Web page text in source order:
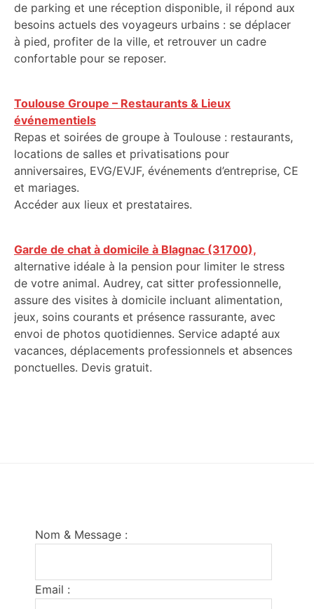
de parking et une réception disponible, il répond aux
besoins actuels des voyageurs urbains : se déplacer
à pied, profiter de la ville, et retrouver un cadre
confortable pour se reposer.
Toulouse Groupe – Restaurants & Lieux
événementiels
Repas et soirées de groupe à Toulouse : restaurants,
locations de salles et privatisations pour
anniversaires, EVG/EVJF, événements d’entreprise, CE
et mariages.
Accéder aux lieux et prestataires.
Garde de chat à domicile à Blagnac (31700),
alternative idéale à la pension pour limiter le stress
de votre animal. Audrey, cat sitter professionnelle,
assure des visites à domicile incluant alimentation,
jeux, soins courants et présence rassurante, avec
envoi de photos quotidiennes. Service adapté aux
vacances, déplacements professionnels et absences
ponctuelles. Devis gratuit.
Nom & Message :
Email :